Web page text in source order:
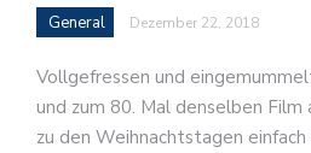
General Dezember 22, 2018
Vollgefressen und
und zum 80. Mal denselben Film
zu den Weihnachtstagen